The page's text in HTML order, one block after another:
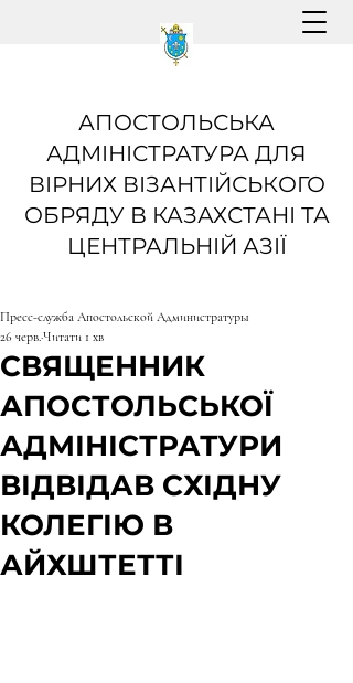
АПОСТОЛЬСЬКА
АДМІНІСТРАТУРА ДЛЯ
ВІРНИХ ВІЗАНТІЙСЬКОГО
ОБРЯДУ В КАЗАХСТАНІ ТА
ЦЕНТРАЛЬНІЙ АЗІЇ
СВЯЩЕННИК
АПОСТОЛЬСЬКОЇ
АДМІНІСТРАТУРИ
ВІДВІДАВ СХІДНУ
КОЛЕГІЮ В
АЙХШТЕТТІ
Пресс-служба Апостольской Администратуры
26 черв.Читати 1 хв